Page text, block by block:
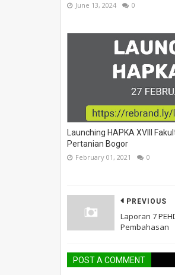
June 13, 2024 0
Launching HAPKA XVIII
Pertanian Bogor
February 01, 2021 0
PREVIOUS
Laporan 7
Pembahasan
POST A COMMENT